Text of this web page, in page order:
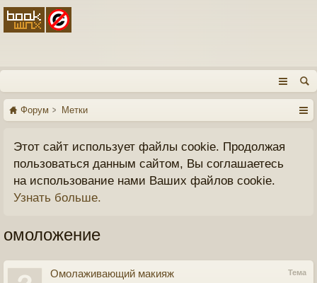
Форум Метки
Этот сайт использует файлы cookie. Продолжая
пользоваться данным сайтом, Вы соглашаетесь
на использование нами Ваших файлов cookie.
Узнать больше.
омоложение
Тема
Омолаживающий макияж